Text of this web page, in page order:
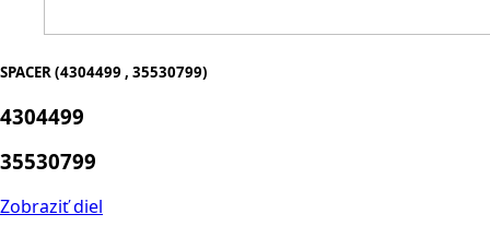
SPACER (4304499 , 35530799)
4304499
35530799
Zobraziť diel